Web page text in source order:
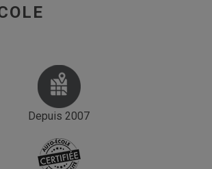
Depuis 2007